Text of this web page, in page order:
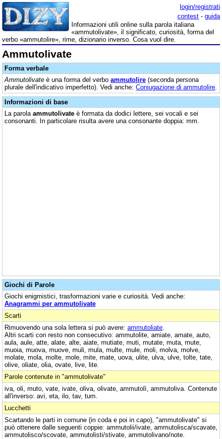
login/registrati
contest - guida
Informazioni utili online sulla parola italiana
«ammutolivate», il significato, curiosità, forma del
verbo «ammutolire», rime, dizionario inverso. Cosa vuol dire.
Ammutolivate
Forma verbale
Ammutolivate è una forma del verbo ammutolire (seconda persona
plurale dell'indicativo imperfetto). Vedi anche: Coniugazione di ammutolire
Informazioni di base
La parola ammutolivate è formata da dodici lettere, sei vocali e sei
consonanti. In particolare risulta avere una consonante doppia: mm.
Giochi di Parole
Giochi enigmistici, trasformazioni varie e curiosità. Vedi anche:
Anagrammi per ammutolivate
Scarti
Rimuovendo una sola lettera si può avere: ammutoliate
Altri scarti con resto non consecutivo: ammutolite, amiate, amate, auto,
aula, aule, atte, alate, alte, aiate, mutiate, muti, mutate, muta, mute,
muoia, muova, muove, muli, mula, multe, mule, moli, molva, molve,
molate, mola, molte, mole, mite, mate, uova, ulite, ulva, ulve, tolte, tate,
olive, oliate, olia, ovate, live, lite.
Parole contenute in "ammutolivate"
iva, oli, muto, vate, ivate, oliva, olivate, ammutolì, ammutoliva. Contenute
all'inverso: avi, eta, ilo, tav, tum.
Lucchetti
Scartando le parti in comune (in coda e poi in capo), "ammutolivate" si
può ottenere dalle seguenti coppie: ammutolii/ivate, ammutolisca/scavate,
ammutolisco/scovate, ammutolisti/stivate, ammutolivano/note.